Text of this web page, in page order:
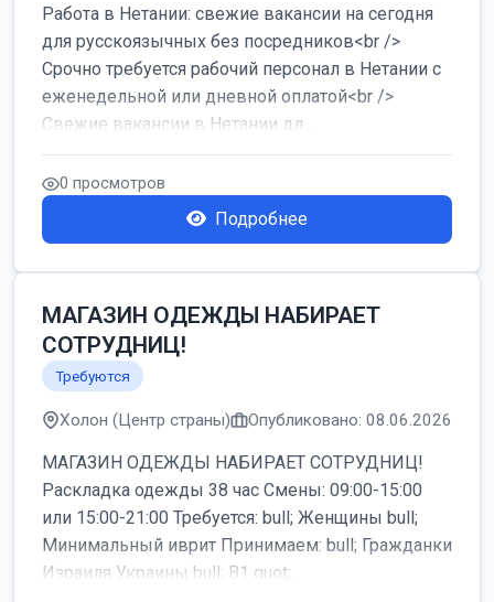
Работа в Нетании: свежие вакансии на сегодня
для русскоязычных без посредников<br />
Срочно требуется рабочий персонал в Нетании с
еженедельной или дневной оплатой<br />
Свежие вакансии в Нетании дл...
0 просмотров
Подробнее
МАГАЗИН ОДЕЖДЫ НАБИРАЕТ
СОТРУДНИЦ!
Требуются
Холон (Центр страны) Опубликовано: 08.06.2026
МАГАЗИН ОДЕЖДЫ НАБИРАЕТ СОТРУДНИЦ!
Раскладка одежды 38 час Смены: 09:00-15:00
или 15:00-21:00 Требуется: bull; Женщины bull;
Минимальный иврит Принимаем: bull; Гражданки
Израиля Украины bull; B1 quot;...